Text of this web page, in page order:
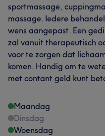
sportmassage,
massage. Iedere
wens aangepast. Een
zal vanuit therapeutisch
voor te zorgen dat
komen. Handig om te
met contant geld kunt
Maandag
Dinsdag
Woensdag